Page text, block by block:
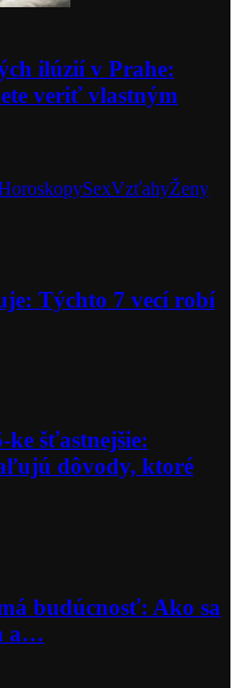
ilúzií v Prahe:
veriť vlastným
SexVzťahyŽeny
Týchto 7 vecí robí
ke šťastnejšie:
dôvody, ktoré
budúcnosť: Ako sa
a…